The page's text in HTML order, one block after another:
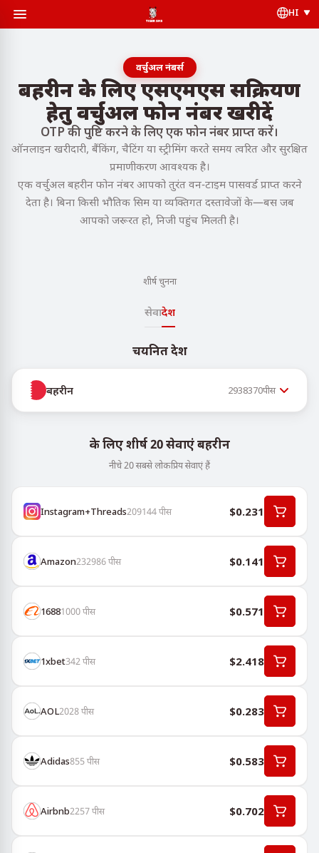
HI
वर्चुअल नंबर्स
बहरीन के लिए एसएमएस सक्रियण
हेतु वर्चुअल फोन नंबर खरीदें
OTP की पुष्टि करने के लिए एक फोन नंबर प्राप्त करें।
ऑनलाइन खरीदारी, बैंकिंग, चैटिंग या स्ट्रीमिंग करते समय त्वरित और सुरक्षित
प्रमाणीकरण आवश्यक है।
एक वर्चुअल बहरीन फोन नंबर आपको तुरंत वन-टाइम पासवर्ड प्राप्त करने
देता है। बिना किसी भौतिक सिम या व्यक्तिगत दस्तावेजों के—बस जब
आपको जरूरत हो, निजी पहुंच मिलती है।
शीर्ष चुनना
सेवादेश
चयनित देश
बहरीन 2938370पीस
के लिए शीर्ष 20 सेवाएं बहरीन
नीचे 20 सबसे लोकप्रिय सेवाएं हैं
Instagram+Threads209144पीस $0.231
Amazon232986पीस $0.141
16881000पीस $0.571
1хbet342 पीस $2.418
AOL2028पीस $0.283
Adidas855पीस $0.583
Airbnb2257पीस $0.702